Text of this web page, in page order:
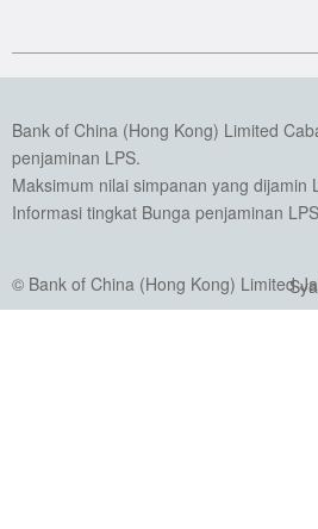
Bank of China (Hong Kong) Limited
penjaminan LPS.
Maksimum nilai simpanan yang
Informasi tingkat Bunga penjaminan
© Bank of China (Hong Kong) Limited